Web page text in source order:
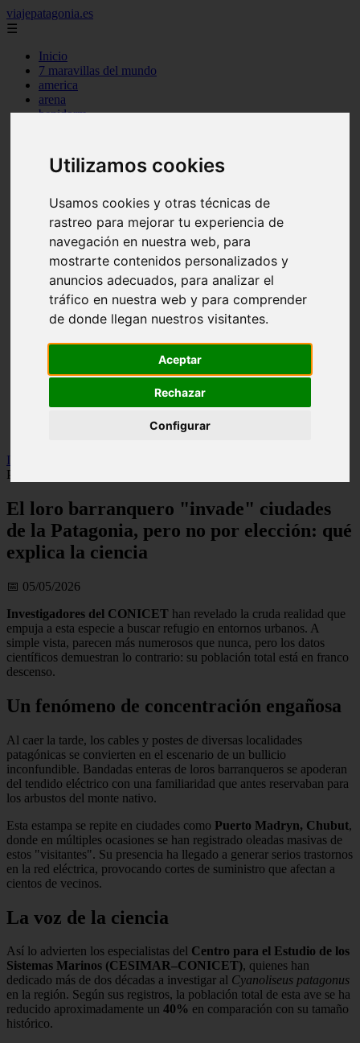
Utilizamos cookies
Usamos cookies y otras técnicas de
rastreo para mejorar tu experiencia de
navegación en nuestra web, para
mostrarte contenidos personalizados y
anuncios adecuados, para analizar el
tráfico en nuestra web y para comprender
de donde llegan nuestros visitantes.
Aceptar
Rechazar
Configurar
viajepatagonia.es
☰
Inicio
7 maravillas del mundo
america
arena
benidorm
c entre rios
c generalidades del pais
c neuquen
c provincias
c rio negro
c santa fe
c tierra de fuego
c tucuman
c zona austral
carmen
category
gijon
live
naturaleza
Inicio
Patagonia, pero no por elección: qué explica la ciencia
El loro barranquero "invade" ciudades
de la Patagonia, pero no por elección: qué
explica la ciencia
📅 05/05/2026
Investigadores del CONICET han revelado la cruda realidad que
empuja a esta especie a buscar refugio en entornos urbanos. A
simple vista, parecen más numerosos que nunca, pero los datos
científicos demuestran lo contrario: su población total está en franco
descenso.
Un fenómeno de concentración engañosa
Al caer la tarde, los cables y postes de diversas localidades
patagónicas se convierten en el escenario de un bullicio
inconfundible. Bandadas enteras de loros barranqueros se apoderan
del tendido eléctrico con una familiaridad que antes reservaban para
los arbustos del monte nativo.
Esta estampa se repite en ciudades como Puerto Madryn, Chubut,
donde en múltiples ocasiones se han registrado oleadas masivas de
estos "visitantes". Su presencia ha llegado a generar serios trastornos
en la red eléctrica, provocando cortes de suministro que afectan a
cientos de vecinos.
La voz de la ciencia
Así lo advierten los especialistas del Centro para el Estudio de los
Sistemas Marinos (CESIMAR–CONICET), quienes han
dedicado más de dos décadas a investigar al Cyanoliseus patagonus
en la región. Según sus registros, la población total de esta ave se ha
reducido aproximadamente un 40% en comparación con su tamaño
histórico.